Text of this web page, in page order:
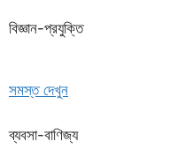
বিজ্ঞান-প্রযুক্তি
সমস্ত দেখুন
ব্যবসা-বাণিজ্য